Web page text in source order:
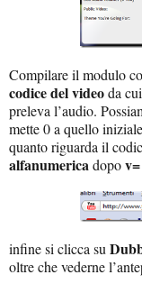
Compilare il modulo
codice del videoda
preleva l’audio.
mette 0 a quello
quanto riguarda il
alfanumericadopov=
infine si clicca su
oltre che vederne